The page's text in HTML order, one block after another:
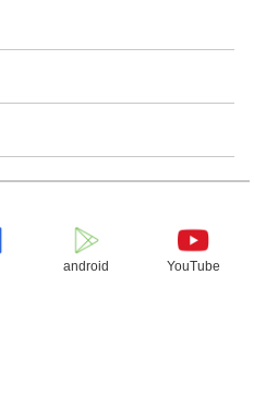
android YouTube